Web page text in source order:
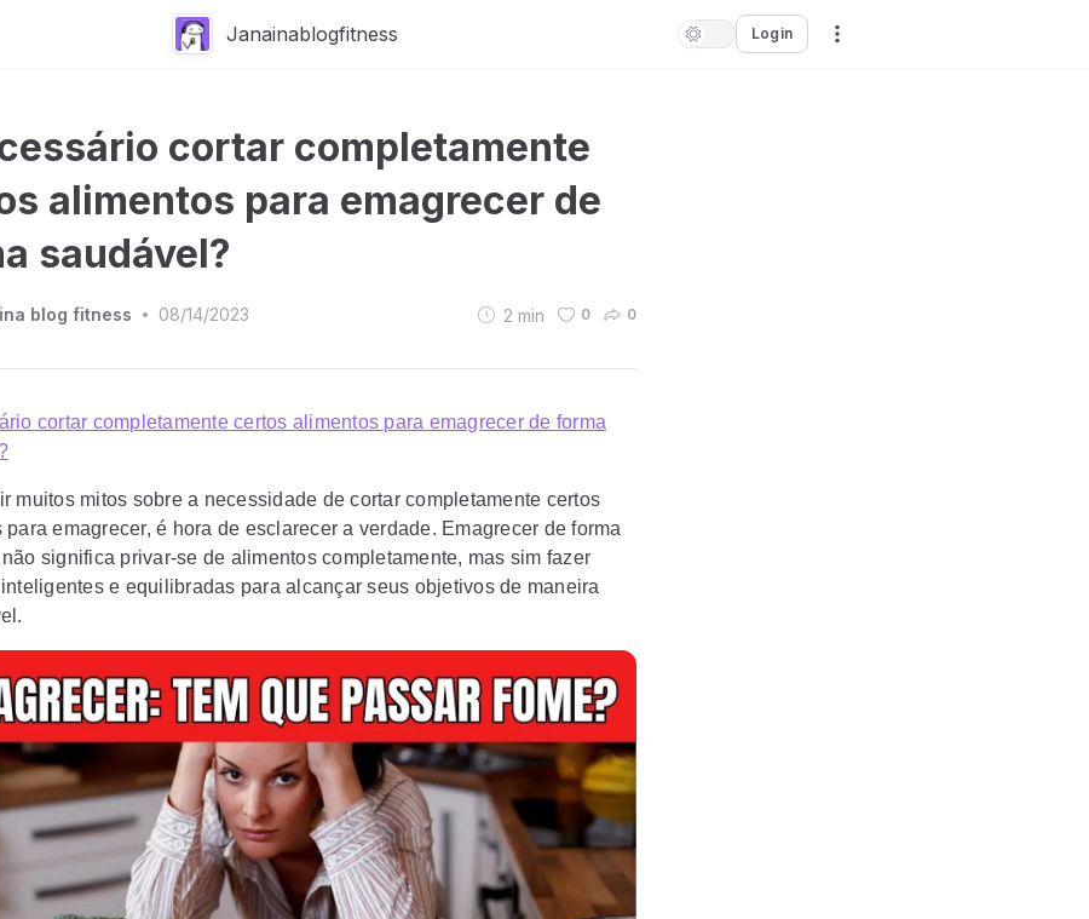
Janainablogfitness Login
cortar completamente
alimentos para emagrecer de
saudável?
blog fitness • 08/14/2023 2 min 0 0
cortar completamente certos alimentos para emagrecer de forma
muitos mitos sobre a necessidade de cortar completamente certos
para emagrecer, é hora de esclarecer a verdade. Emagrecer de forma
significa privar-se de alimentos completamente, mas sim fazer
e equilibradas para alcançar seus objetivos de maneira